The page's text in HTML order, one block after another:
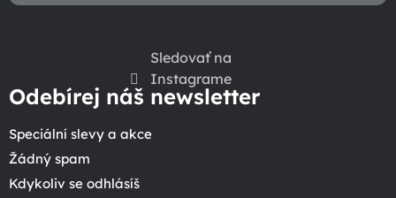
Sledovať na
Instagrame
Odebírej náš newsletter
Speciální slevy a akce
Žádný spam
Kdykoliv se odhlásíš